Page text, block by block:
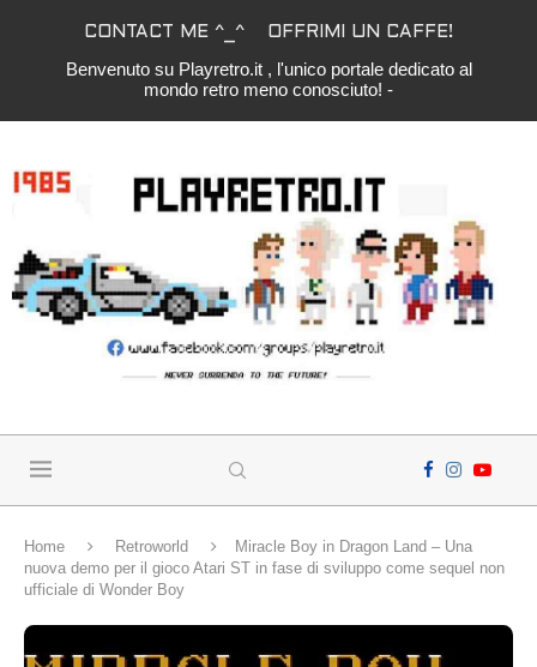
CONTACT ME ^_^ OFFRIMI UN CAFFE!
Benvenuto su Playretro.it , l'unico portale dedicato al
mondo retro meno conosciuto! -
Home Retroworld
Miracle Boy in Dragon Land – Una
nuova demo per il gioco Atari ST in fase di sviluppo come sequel non
ufficiale di Wonder Boy